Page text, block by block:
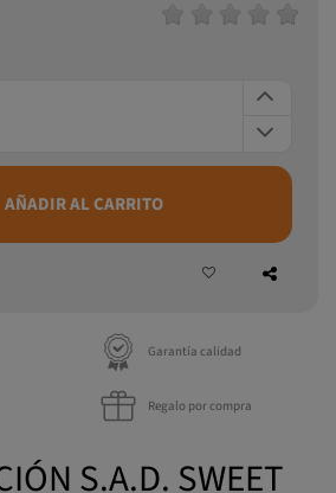
AÑADIR AL CARRITO
Garantía calidad
Regalo por compra
S.A.D. SWEET